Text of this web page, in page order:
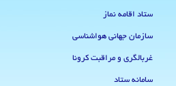
ستاد اقامه نماز
سازمان جهانی هواشناسی
غربالگری و مراقبت کرونا
سامانه ستاد